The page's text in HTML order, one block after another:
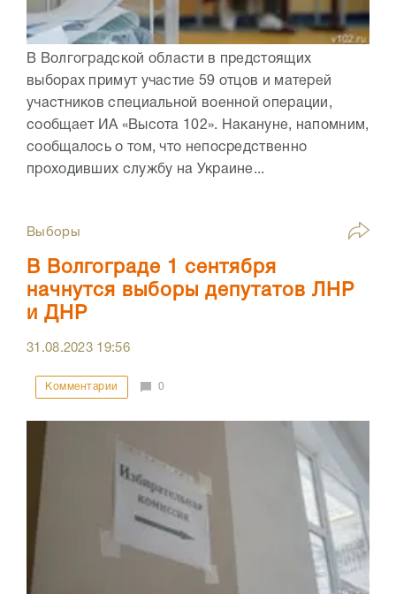
В Волгоградской области в предстоящих
выборах примут участие 59 отцов и матерей
участников специальной военной операции,
сообщает ИА «Высота 102». Накануне, напомним,
сообщалось о том, что непосредственно
проходивших службу на Украине...
Выборы
В Волгограде 1 сентября
начнутся выборы депутатов ЛНР
и ДНР
31.08.2023 19:56
Комментарии 0